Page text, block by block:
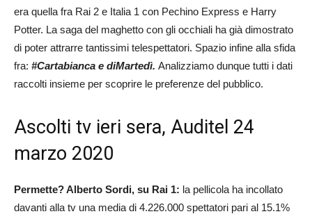
era quella fra Rai 2 e Italia 1 con Pechino Express e Harry
Potter. La saga del maghetto con gli occhiali ha già dimostrato
di poter attrarre tantissimi telespettatori. Spazio infine alla sfida
fra: #Cartabianca e diMartedì. Analizziamo dunque tutti i dati
raccolti insieme per scoprire le preferenze del pubblico.
Ascolti tv ieri sera, Auditel 24
marzo 2020
Permette? Alberto Sordi, su Rai 1: la pellicola ha incollato
davanti alla tv una media di 4.226.000 spettatori pari al 15.1%